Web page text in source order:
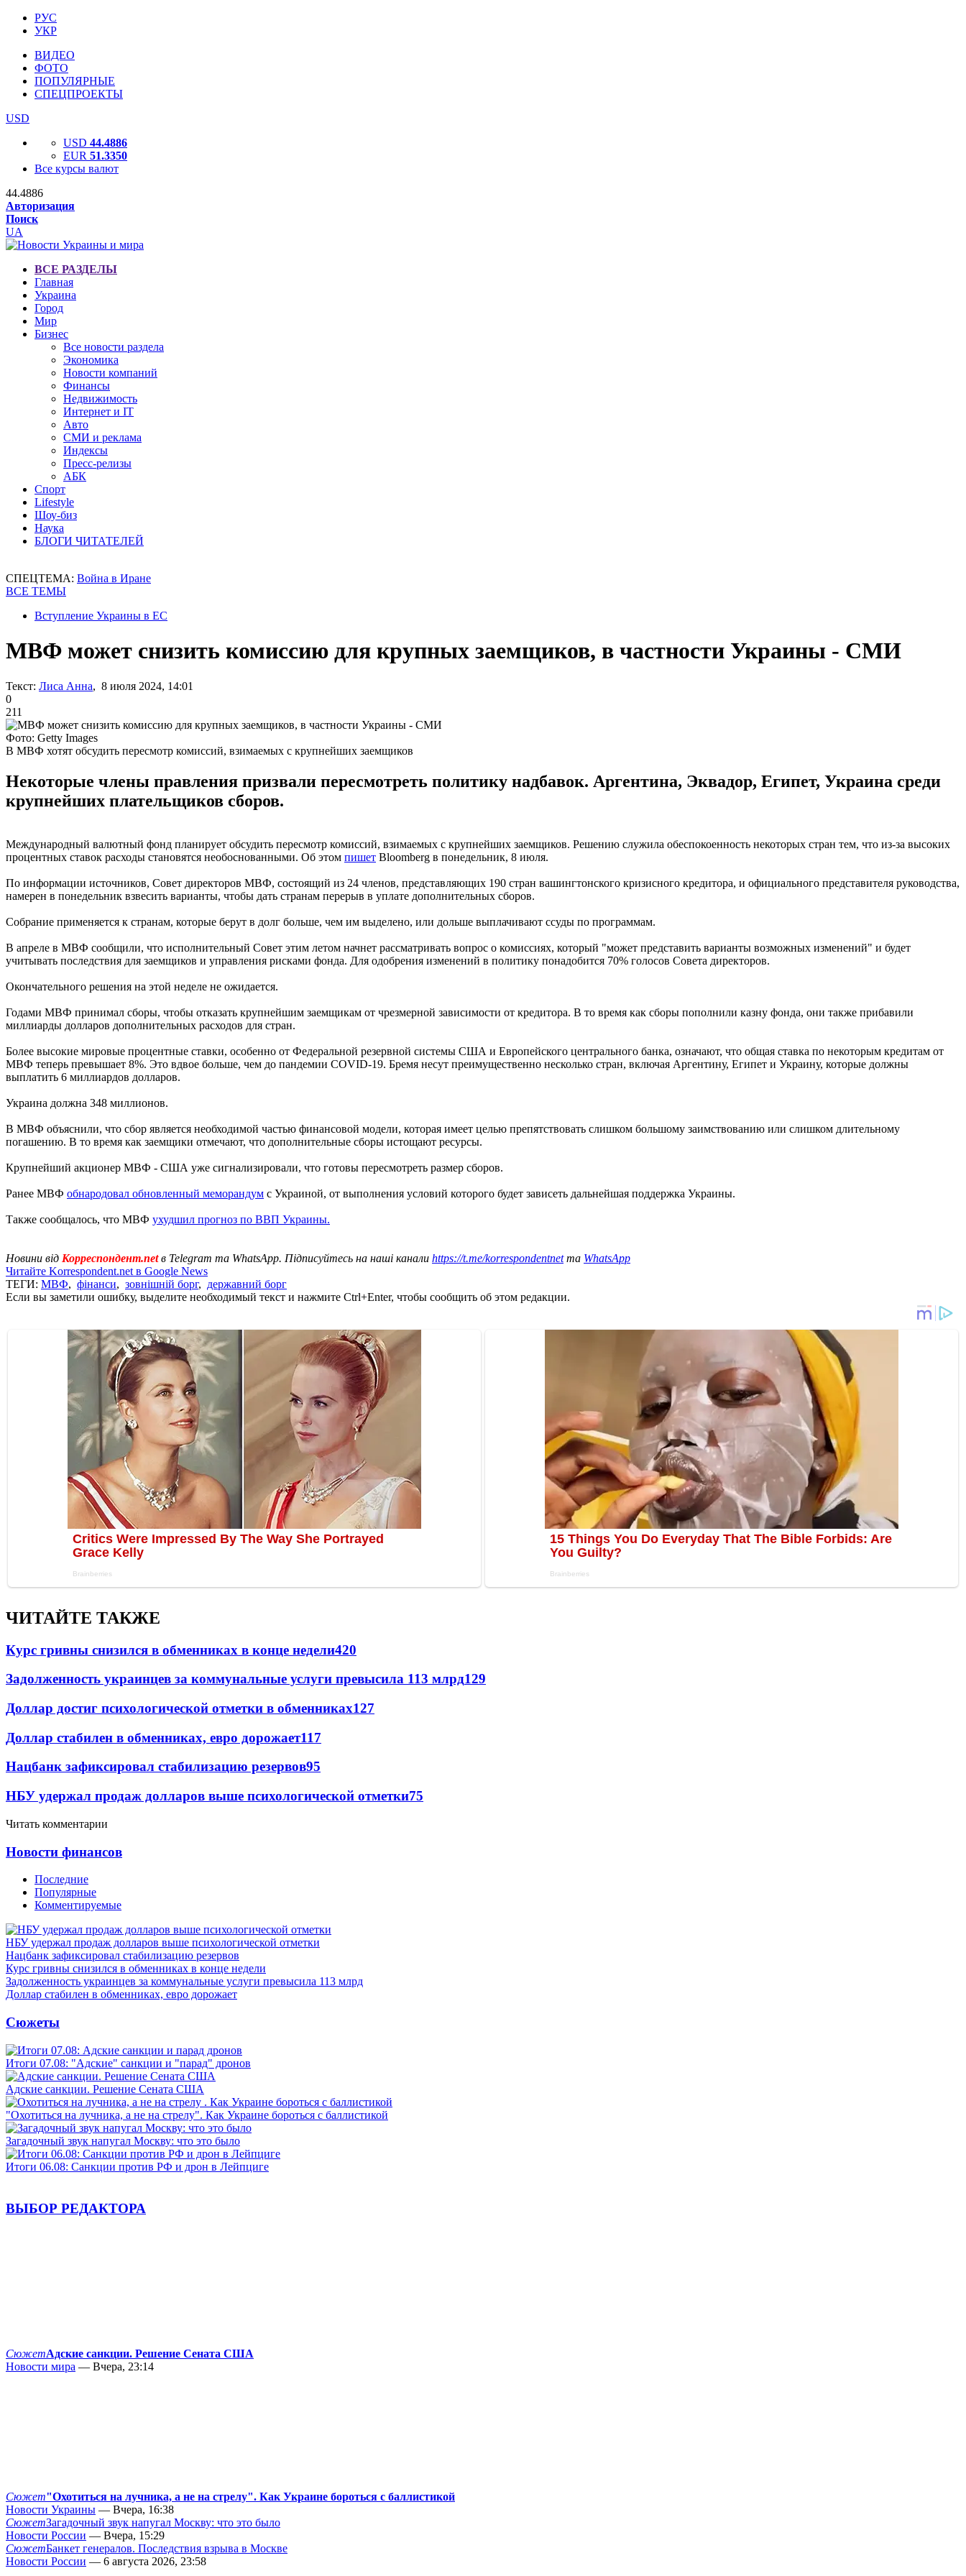
РУС
УКР
ВИДЕО
ФОТО
ПОПУЛЯРНЫЕ
СПЕЦПРОЕКТЫ
USD
USD 44.4886
EUR 51.3350
Все курсы валют
44.4886
Авторизация
Поиск
UA
ВСЕ РАЗДЕЛЫ
Главная
Украина
Город
Мир
Бизнес
Все новости раздела
Экономика
Новости компаний
Финансы
Недвижимость
Интернет и IT
Авто
СМИ и реклама
Индексы
Пресс-релизы
АБК
Спорт
Lifestyle
Шоу-биз
Наука
БЛОГИ ЧИТАТЕЛЕЙ
СПЕЦТЕМА: Война в Иране
ВСЕ ТЕМЫ
Вступление Украины в ЕС
МВФ может снизить комиссию для крупных заемщиков, в частности Украины - СМИ
Текст: Лиса Анна, 8 июля 2024, 14:01
0
211
Фото: Getty Images
В МВФ хотят обсудить пересмотр комиссий, взимаемых с крупнейших заемщиков
Некоторые члены правления призвали пересмотреть политику надбавок. Аргентина, Эквадор, Египет, Украина среди
крупнейших плательщиков сборов.
Международный валютный фонд планирует обсудить пересмотр комиссий, взимаемых с крупнейших заемщиков. Решению служила обеспокоенность некоторых стран тем, что из-за высоких
процентных ставок расходы становятся необоснованными. Об этом пишет Bloomberg в понедельник, 8 июля.
По информации источников, Совет директоров МВФ, состоящий из 24 членов, представляющих 190 стран вашингтонского кризисного кредитора, и официального представителя руководства,
намерен в понедельник взвесить варианты, чтобы дать странам перерыв в уплате дополнительных сборов.
Собрание применяется к странам, которые берут в долг больше, чем им выделено, или дольше выплачивают ссуды по программам.
В апреле в МВФ сообщили, что исполнительный Совет этим летом начнет рассматривать вопрос о комиссиях, который "может представить варианты возможных изменений" и будет
учитывать последствия для заемщиков и управления рисками фонда. Для одобрения изменений в политику понадобится 70% голосов Совета директоров.
Окончательного решения на этой неделе не ожидается.
Годами МВФ принимал сборы, чтобы отказать крупнейшим заемщикам от чрезмерной зависимости от кредитора. В то время как сборы пополнили казну фонда, они также прибавили
миллиарды долларов дополнительных расходов для стран.
Более высокие мировые процентные ставки, особенно от Федеральной резервной системы США и Европейского центрального банка, означают, что общая ставка по некоторым кредитам от
МВФ теперь превышает 8%. Это вдвое больше, чем до пандемии COVID-19. Бремя несут преимущественно несколько стран, включая Аргентину, Египет и Украину, которые должны
выплатить 6 миллиардов долларов.
Украина должна 348 миллионов.
В МВФ объяснили, что сбор является необходимой частью финансовой модели, которая имеет целью препятствовать слишком большому заимствованию или слишком длительному
погашению. В то время как заемщики отмечают, что дополнительные сборы истощают ресурсы.
Крупнейший акционер МВФ - США уже сигнализировали, что готовы пересмотреть размер сборов.
Ранее МВФ обнародовал обновленный меморандум с Украиной, от выполнения условий которого будет зависеть дальнейшая поддержка Украины.
Также сообщалось, что МВФ ухудшил прогноз по ВВП Украины.
Новини від Корреспондент.netв Telegram та WhatsApp. Підписуйтесь на наші канали https://t.me/korrespondentnetта WhatsApp
Читайте Korrespondent.net в Google News
ТЕГИ: МВФ, фінанси, зовнішній борг, державний борг
Если вы заметили ошибку, выделите необходимый текст и нажмите Ctrl+Enter, чтобы сообщить об этом редакции.
ЧИТАЙТЕ ТАКЖЕ
Курс гривны снизился в обменниках в конце недели420
Задолженность украинцев за коммунальные услуги превысила 113 млрд129
Доллар достиг психологической отметки в обменниках127
Доллар стабилен в обменниках, евро дорожает117
Нацбанк зафиксировал стабилизацию резервов95
НБУ удержал продаж долларов выше психологической отметки75
Читать комментарии
Новости финансов
Последние
Популярные
Комментируемые
НБУ удержал продаж долларов выше психологической отметки
Нацбанк зафиксировал стабилизацию резервов
Курс гривны снизился в обменниках в конце недели
Задолженность украинцев за коммунальные услуги превысила 113 млрд
Доллар стабилен в обменниках, евро дорожает
Сюжеты
Итоги 07.08: "Адские" санкции и "парад" дронов
Адские санкции. Решение Сената США
"Охотиться на лучника, а не на стрелу". Как Украине бороться с баллистикой
Загадочный звук напугал Москву: что это было
Итоги 06.08: Санкции против РФ и дрон в Лейпциге
ВЫБОР РЕДАКТОРА
СюжетАдские санкции. Решение Сената США
Новости мира — Вчера, 23:14
Сюжет"Охотиться на лучника, а не на стрелу". Как Украине бороться с баллистикой
Новости Украины — Вчера, 16:38
СюжетЗагадочный звук напугал Москву: что это было
Новости России — Вчера, 15:29
СюжетБанкет генералов. Последствия взрыва в Москве
Новости России — 6 августа 2026, 23:58